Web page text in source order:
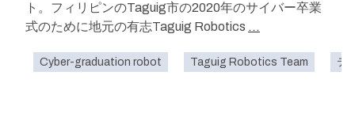
ト。フィリピンのTaguig市の2020年のサイバー卒業
式のために地元の有志Taguig Robotics ...
Cyber-graduation robot Taguig Robotics Team テ